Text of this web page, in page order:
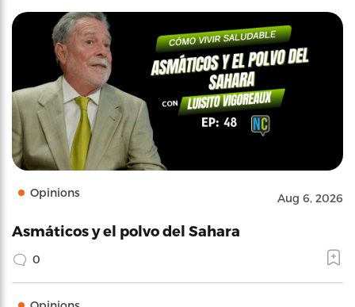
Opinions Aug 6, 2026
Asmáticos y el polvo del Sahara
0